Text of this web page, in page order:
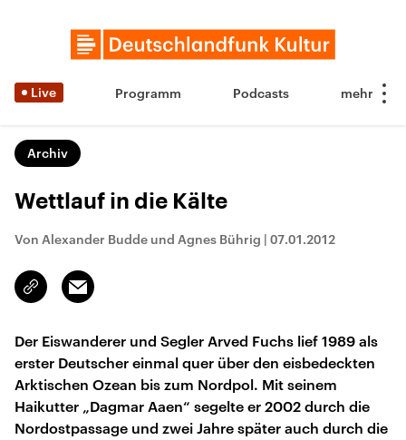
Live Programm Podcasts
Archiv
Wettlauf in die Kälte
Von Alexander Budde und Agnes Bührig | 07.01.2012
Link
kopieren/teilen
Email
Der Eiswanderer und Segler Arved Fuchs lief 1989 als
erster Deutscher einmal quer über den eisbedeckten
Arktischen Ozean bis zum Nordpol. Mit seinem
Haikutter „Dagmar Aaen“ segelte er 2002 durch die
Nordostpassage und zwei Jahre später auch durch die